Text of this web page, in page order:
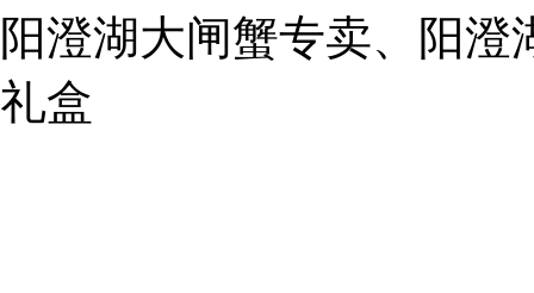
1019225591
阳澄湖大闸蟹专卖、阳
礼盒